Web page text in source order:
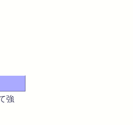
強